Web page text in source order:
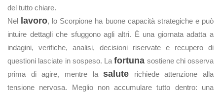
del tutto chiare.
Nel lavoro, lo Scorpione ha buone capacità strategiche e può
intuire dettagli che sfuggono agli altri. È una giornata adatta a
indagini, verifiche, analisi, decisioni riservate e recupero di
questioni lasciate in sospeso. Lafortuna sostiene chi osserva
prima di agire, mentre lasalute richiede attenzione alla
tensione nervosa. Meglio non accumulare tutto dentro: una